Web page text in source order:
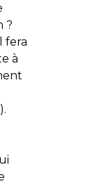
?
fera
à